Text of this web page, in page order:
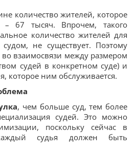
количество жителей, которое
67 тысяч. Впрочем, такого
количество жителей для
не существует. Поэтому
взаимосвязи между размером
судей в конкретном суде) и
которое ним обслуживается.
, чем больше суд, тем более
судей. Это можно
поскольку сейчас в
судья должен быть